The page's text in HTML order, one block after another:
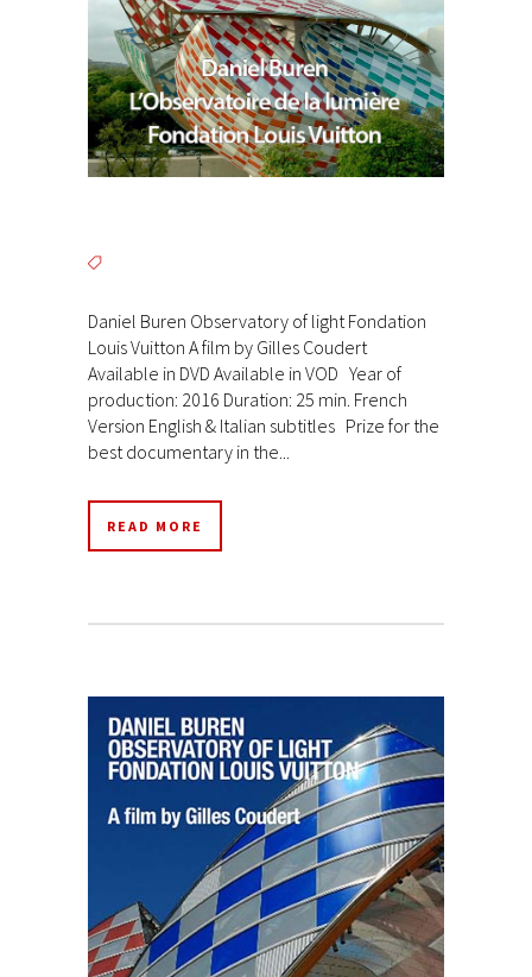
Daniel Buren Observatory of light Fondation
Louis Vuitton A film by Gilles Coudert
Available in DVD Available in VOD Year of
production: 2016 Duration: 25 min. French
Version English & Italian subtitles Prize for the
best documentary in the...
READ MORE